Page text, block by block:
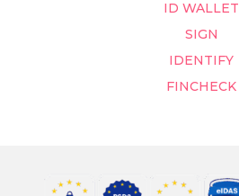
ID WALLET
SIGN
IDENTIFY
FINCHECK